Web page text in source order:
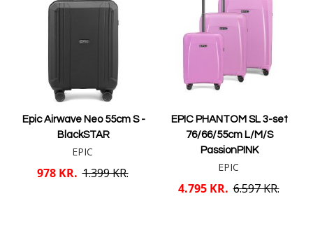
Epic Airwave Neo 55cm S -
BlackSTAR
EPIC
978 KR. 1.399 KR.
EPIC PHANTOM SL 3-set
76/66/55cm L/M/S
PassionPINK
EPIC
4.795 KR. 6.597 KR.